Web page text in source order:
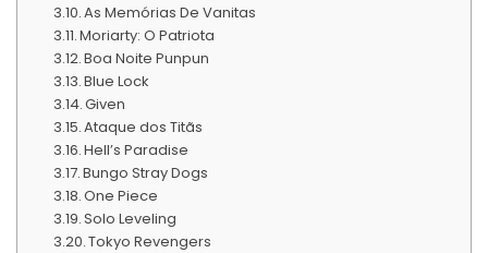
As Memórias De Vanitas
Moriarty: O Patriota
Boa Noite Punpun
Blue Lock
Given
Ataque dos Titãs
Hell’s Paradise
Bungo Stray Dogs
One Piece
Solo Leveling
Tokyo Revengers